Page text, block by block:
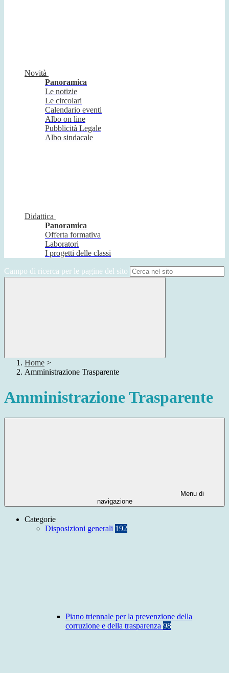
Novità
Panoramica
Le notizie
Le circolari
Calendario eventi
Albo on line
Pubblicità Legale
Albo sindacale
Didattica
Panoramica
Offerta formativa
Laboratori
I progetti delle classi
Campo di ricerca per le pagine del sito
Home >
Amministrazione Trasparente
Amministrazione Trasparente
Menu di
navigazione
Categorie
Disposizioni generali 192
Piano triennale per la prevenzione della
corruzione e della trasparenza 98